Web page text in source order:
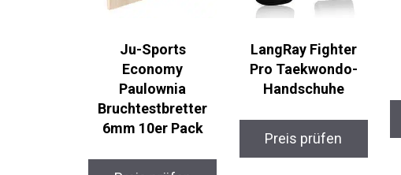
Ju-Sports
Economy
Paulownia
Bruchtestbretter
6mm 10er Pack
LangRay Fighter
Pro Taekwondo-
Handschuhe
Preis prüfen